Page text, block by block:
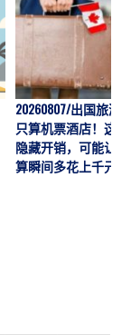
20260807/出国旅游
只算机票酒店！这7
隐藏开销，可能让预
算瞬间多花上千元